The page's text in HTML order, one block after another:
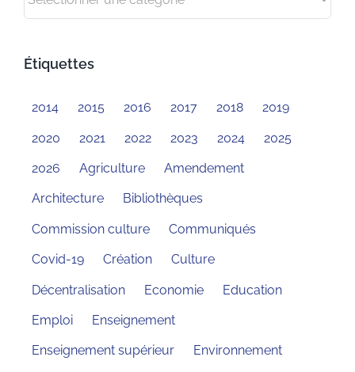
Étiquettes
2014 2015 2016 2017 2018 2019
2020 2021 2022 2023 2024 2025
2026 Agriculture Amendement
Architecture Bibliothèques
Commission culture Communiqués
Covid-19 Création Culture
Décentralisation Economie Education
Emploi Enseignement
Enseignement supérieur Environnement